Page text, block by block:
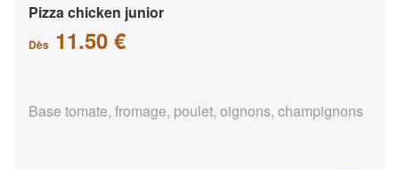
Pizza chicken junior
Dès 11.50 €
Base tomate, fromage, poulet, oignons, champignons